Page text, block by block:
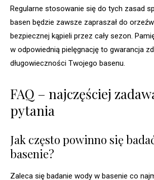
Regularne stosowanie się do tych zasad
basen będzie zawsze zapraszał do
bezpiecznej kąpieli przez cały sezon.
w odpowiednią pielęgnację to gwarancja
długowieczności Twojego basenu.
FAQ – najczęściej
pytania
Jak często powinno się
basenie?
Zaleca się badanie wody w basenie co